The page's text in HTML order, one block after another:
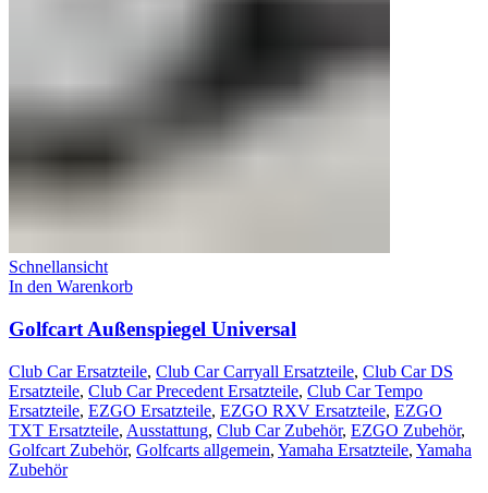
Schnellansicht
In den Warenkorb
Golfcart Außenspiegel Universal
Club Car Ersatzteile, Club Car Carryall Ersatzteile, Club Car DS
Ersatzteile, Club Car Precedent Ersatzteile, Club Car Tempo
Ersatzteile, EZGO Ersatzteile, EZGO RXV Ersatzteile, EZGO
TXT Ersatzteile, Ausstattung, Club Car Zubehör, EZGO Zubehör,
Golfcart Zubehör, Golfcarts allgemein, Yamaha Ersatzteile, Yamaha
Zubehör